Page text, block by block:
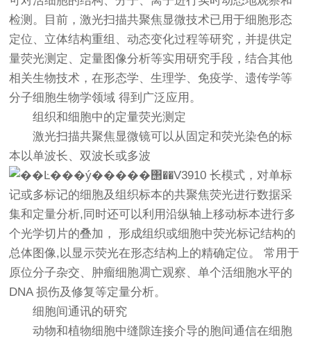
检测。目前，激光扫描共聚焦显微技术已用于细胞形态
定位、立体结构重组、动态变化过程等研究，并提供定
量荧光测定、定量图像分析等实用研究手段，结合其他
相关生物技术，在形态学、生理学、免疫学、遗传学等
分子细胞生物学领域 得到广泛应用。
组织和细胞中的定量荧光测定
激光扫描共聚焦显微镜可以从固定和荧光染色的标
本以单波长、双波长或多波
长模式，对单标
记或多标记的细胞及组织标本的共聚焦荧光进行数据采
集和定量分析,同时还可以利用沿纵轴上移动标本进行多
个光学切片的叠加， 形成组织或细胞中荧光标记结构的
总体图像,以显示荧光在形态结构上的精确定位。 常用于
原位分子杂交、肿瘤细胞凋亡观察、单个活细胞水平的
DNA 损伤及修复等定量分析。
细胞间通讯的研究
动物和植物细胞中缝隙连接介导的胞间通信在细胞